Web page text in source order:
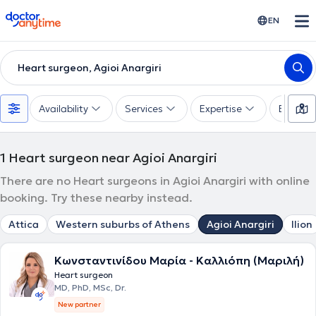
doctoranytime EN
Heart surgeon, Agioi Anargiri
Availability Services Expertise
1 Heart surgeon near Agioi Anargiri
There are no Heart surgeons in Agioi Anargiri with online
booking. Try these nearby instead.
Attica Western suburbs of Athens Agioi Anargiri Ilion
Κωνσταντινίδου Μαρία - Καλλιόπη (Μαριλή)
Heart surgeon
MD, PhD, MSc, Dr.
New partner